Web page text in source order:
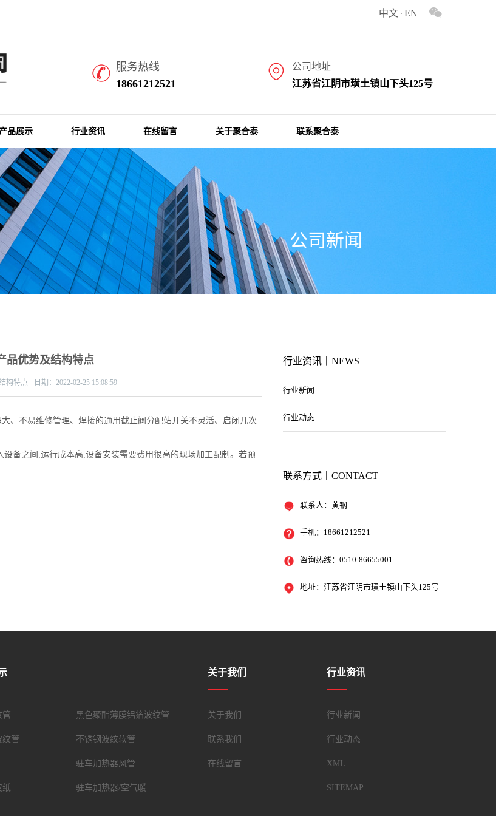
机场30分钟车程。是一家集设计开发、生产制造、服务为一体的专业生产汽车用铝箔复合波纹管、汽车用隔热铝箔波纹管、车用铝箔波纹管、隔热
中文 · EN
服务热线
18661212521
公司地址
江苏省江阴市璜土镇山下头125号
产品展示 行业资讯 在线留言 关于聚合泰 联系聚合泰
公司新闻
品优势及结构特点
构特点 日期： 2022-02-25 15:08:59
不易维修管理、焊接的通用截止阀分配站开关不灵活、启闭几次
之间,运行成本高,设备安装需要费用很高的现场加工配制。若预
行业资讯丨NEWS
行业新闻
行业动态
联系方式丨CONTACT
联系人：黄钢
手机：18661212521
咨询热线：0510-86655001
地址：江苏省江阴市璜土镇山下头125号
管 黑色聚酯薄膜铝箔波纹管
纹管 不锈钢波纹软管
驻车加热器风管
纸 驻车加热器/空气暖
关于我们
关于我们
联系我们
在线留言
行业资讯
行业新闻
行业动态
XML
SITEMAP